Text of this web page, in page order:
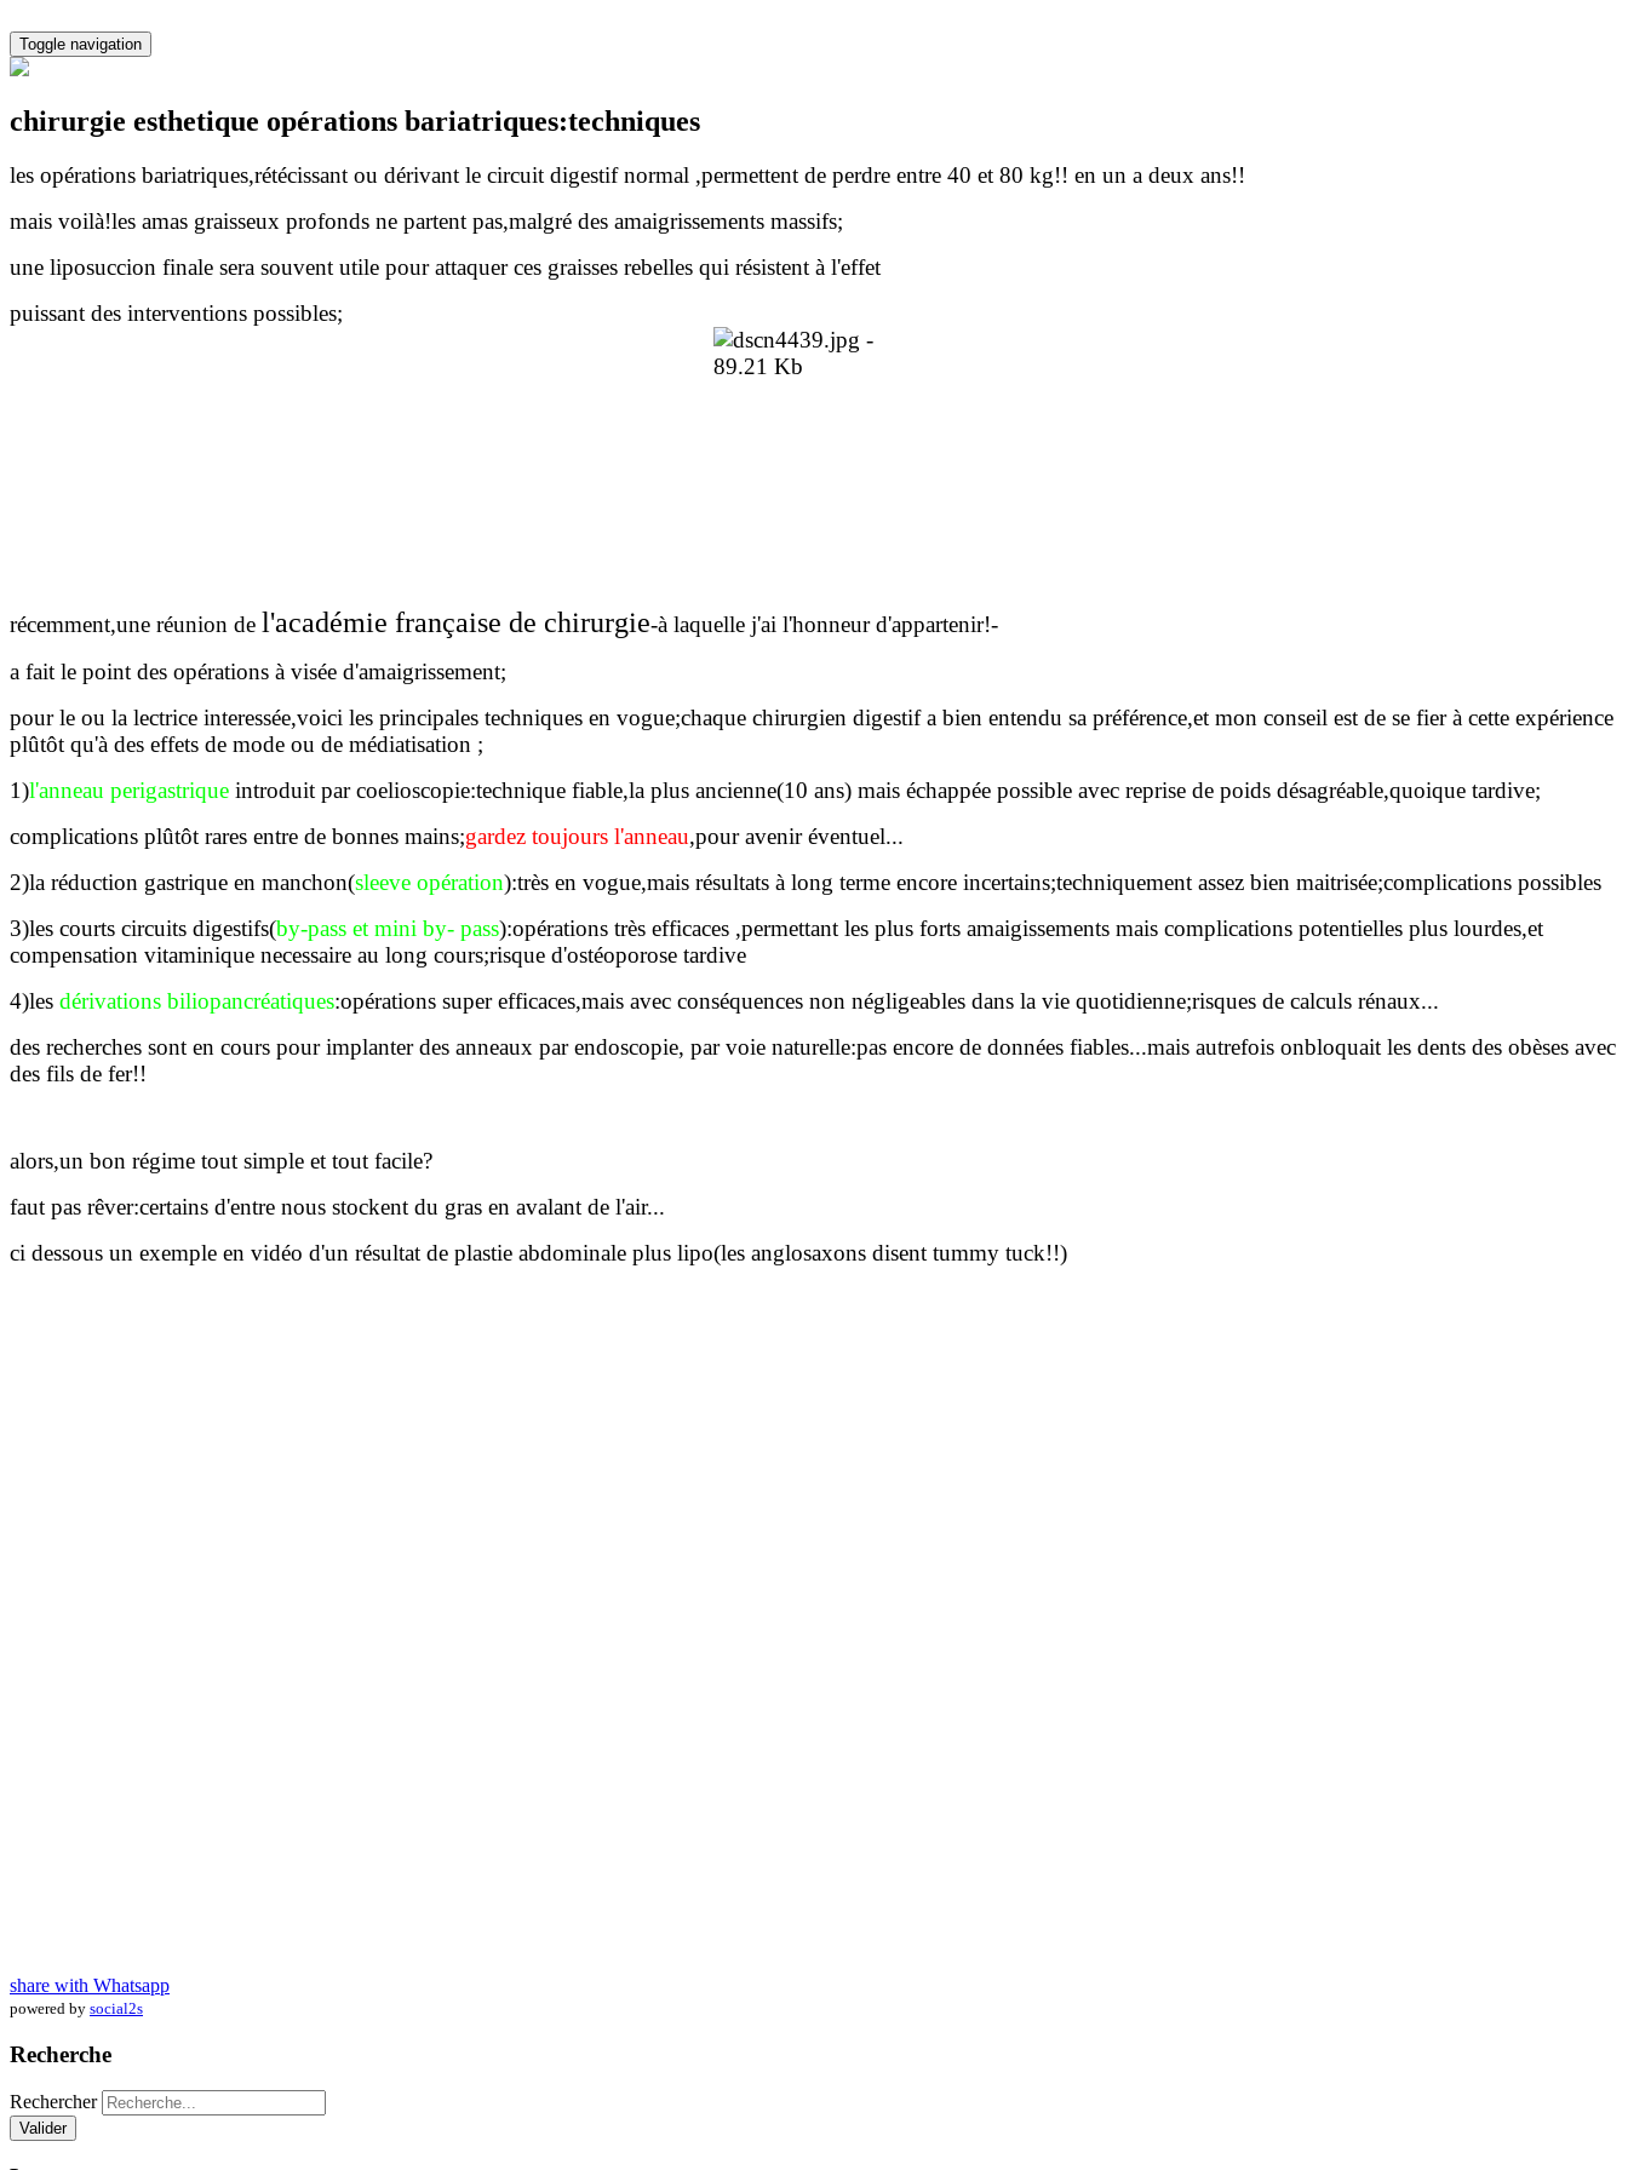
Toggle navigation
chirurgie esthetique opérations bariatriques:techniques
les opérations bariatriques,rétécissant ou dérivant le circuit digestif normal ,permettent de perdre entre 40 et 80 kg!! en un a deux ans!!
mais voilà!les amas graisseux profonds ne partent pas,malgré des amaigrissements massifs;
une liposuccion finale sera souvent utile pour attaquer ces graisses rebelles qui résistent à l'effet
puissant des interventions possibles;
récemment,une réunion de l'académie française de chirurgie-à laquelle j'ai l'honneur d'appartenir!-
a fait le point des opérations à visée d'amaigrissement;
pour le ou la lectrice interessée,voici les principales techniques en vogue;chaque chirurgien digestif a bien entendu sa préférence,et mon conseil est de se fier à cette expérience
plûtôt qu'à des effets de mode ou de médiatisation ;
1)l'anneau perigastrique introduit par coelioscopie:technique fiable,la plus ancienne(10 ans) mais échappée possible avec reprise de poids désagréable,quoique tardive;
complications plûtôt rares entre de bonnes mains;gardez toujours l'anneau,pour avenir éventuel...
2)la réduction gastrique en manchon(sleeve opération):très en vogue,mais résultats à long terme encore incertains;techniquement assez bien maitrisée;complications possibles
3)les courts circuits digestifs(by-pass et mini by- pass):opérations très efficaces ,permettant les plus forts amaigissements mais complications potentielles plus lourdes,et
compensation vitaminique necessaire au long cours;risque d'ostéoporose tardive
4)les dérivations biliopancréatiques:opérations super efficaces,mais avec conséquences non négligeables dans la vie quotidienne;risques de calculs rénaux...
des recherches sont en cours pour implanter des anneaux par endoscopie, par voie naturelle:pas encore de données fiables...mais autrefois onbloquait les dents des obèses avec
des fils de fer!!
alors,un bon régime tout simple et tout facile?
faut pas rêver:certains d'entre nous stockent du gras en avalant de l'air...
ci dessous un exemple en vidéo d'un résultat de plastie abdominale plus lipo(les anglosaxons disent tummy tuck!!)
share with Whatsapp
powered by social2s
Recherche
Rechercher
Valider